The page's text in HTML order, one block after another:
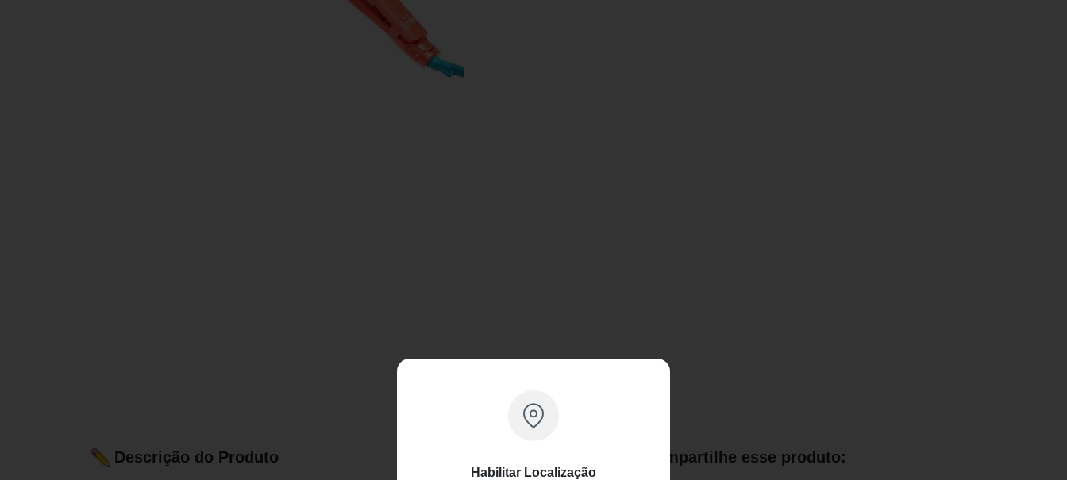
Habilitar Localização
Descrição do Produto Compartilhe esse produto: